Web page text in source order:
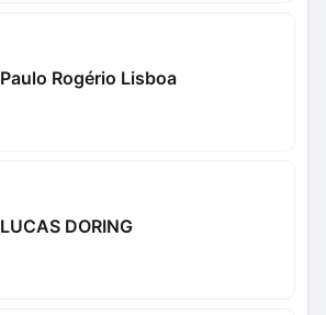
Paulo Rogério Lisboa
LUCAS DORING